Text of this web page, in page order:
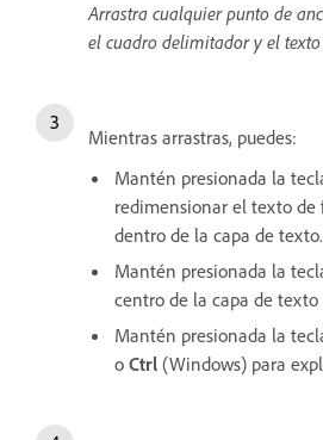
Arrastra cualquier punto de
el cuadro delimitador y el texto
Mientras arrastras, puedes:
Mantén presionada la
redimensionar el texto
dentro de la capa de texto.
Mantén presionada la
centro de la capa de texto
Mantén presionada la
o Ctrl (Windows) para